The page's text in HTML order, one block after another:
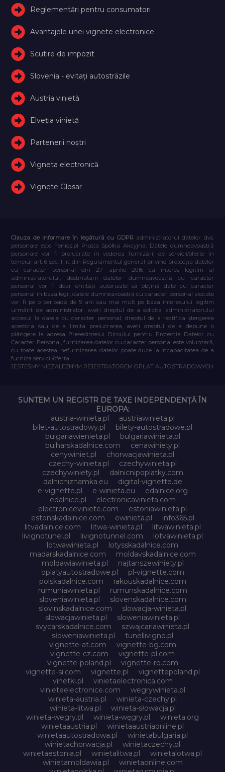
Reglementări pentru consumatori
Avantajele unei vignete electronice
Scutire de impozit
Slovenia - evitați autostrăzile
Austria vinietă
Elveţia vinietă
Partenerii noștri
Vigneta electronică
Vignete Glosar
Clauza de informare în legătură cu GDPR administratorul datelor dvs.
personale este Feniqs.pl Prosta Spółka Akcyjna. Datele dumneavoastră
personale vor fi prelucrate în vederea furnizării de servicii/oferte în
temeiul art. 6 sec. 1 lit. din Regulamentul general privind protecția datelor
cu caracter personal din 27 aprilie 2016 ca interes legitim al
administratorului, destinatarii datelor dumneavoastră cu caracter
personal vor fi doar entități autorizate să obțină date cu caracter
personal în baza legii, datele dumneavoastră cu caracter personal stocate
vor fi pe o perioadă de 5 ani sau mai mult pe baza interesului legitim
urmărit de administrator, aveți dreptul de a solicita administratorului
accesul la datele cu caracter personal, dreptul de a rectifica ștergerea
acestora sau de a limita prelucrarea, aveți dreptul de a depune o
plângere la adresa Președintelui Biroului pentru Protecția Datelor cu
Caracter Personal, furnizarea datelor cu caracter personal este voluntară,
cu toate acestea, nefurnizarea datelor poate duce la incapacitatea de a
furniza servicii/oferta.
JESTEŚMY NIEZALEŻNYM REJESTRATOREM OPŁAT AUTOSTRADOWYCH
SUNTEM UN REGISTR DE TAXE INDEPENDENȚĂ ÎN
EUROPA:
austria-winieta.pl
austriawinieta.pl
bilet-autostradowy.pl
bilety-autostradowe.pl
bulgariawienieta.pl
bulgariawinieta.pl
bulharskadalnice.com
cenawiniety.pl
cenywiniet.pl
chorwacjawinieta.pl
czechy-winieta.pl
czechywinieta.pl
czechywiniety.pl
dalnicnipoplatky.com
dalnicniznamka.eu
digital-vignette.de
e-vignette.pl
e-winieta.eu
edalnice.org
edalnice.pl
electronicavinieta.com
electroniceviniete.com
estoniawinieta.pl
estonskadalnice.com
ewinieta.pl
info365.pl
litvadalnice.com
litwa-winieta.pl
litwawinieta.pl
livignotunel.pl
livignotunnel.com
lotvawinieta.pl
lotwawinieta.pl
lotysskadalnice.com
madarskadalnice.com
moldavskadalnice.com
moldawiawinieta.pl
najtanszewiniety.pl
oplatyautostradowe.pl
pl-vignette.com
polskadalnice.com
rakouskadalnice.com
rumuniawinieta.pl
rumunskadalnice.com
sloveniawinieta.pl
slovenskadalnice.com
slovinskadalnice.com
slowacja-winieta.pl
slowacjawinieta.pl
sloweniawinieta.pl
svycarskadalnice.com
szwajcariawinieta.pl
słoweniawinieta.pl
tunellivigno.pl
vignette-at.com
vignette-bg.com
vignette-cz.com
vignette-pl.com
vignette-poland.pl
vignette-ro.com
vignette-si.com
vignette.pl
vignettepoland.pl
vinetki.pl
vinietaelectronica.com
vinieteelectronice.com
wegrywinieta.pl
winieta-austria.pl
winieta-czechy.pl
winieta-litwa.pl
winieta-słowacja.pl
winieta-wegry.pl
winieta-węgry.pl
winieta.org
winietaaustria.pl
winietaaustriaonline.pl
winietaautostradowa.pl
winietabulgaria.pl
winietachorwacja.pl
winietaczechy.pl
winietaestonia.pl
winietalitwa.pl
winietalotwa.pl
winietamoldawia.pl
winietaonline.com